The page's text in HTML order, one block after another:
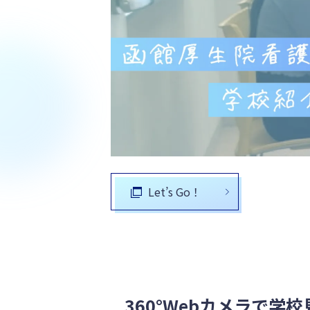
Let’s Go！
360°Webカメラで学校